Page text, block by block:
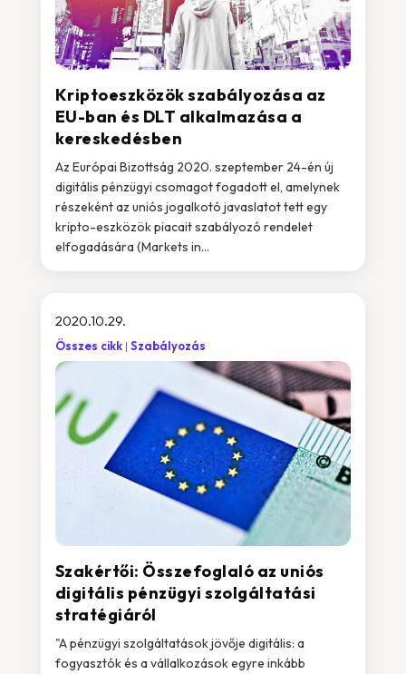
Kriptoeszközök szabályozása az
EU-ban és DLT alkalmazása a
kereskedésben
Az Európai Bizottság 2020. szeptember 24-én új
digitális pénzügyi csomagot fogadott el, amelynek
részeként az uniós jogalkotó javaslatot tett egy
kripto-eszközök piacait szabályozó rendelet
elfogadására (Markets in...
Szakértői: Összefoglaló az uniós
digitális pénzügyi szolgáltatási
stratégiáról
2020.10.29.
Összes cikk Szabályozás
"A pénzügyi szolgáltatások jövője digitális: a
fogyasztók és a vállalkozások egyre inkább